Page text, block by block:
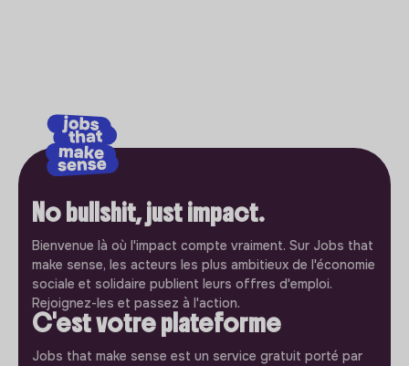
No bullshit, just impact.
Bienvenue là où l'impact compte vraiment. Sur Jobs that
make sense, les acteurs les plus ambitieux de l'économie
sociale et solidaire publient leurs offres d'emploi.
Rejoignez-les et passez à l'action.
C'est votre plateforme
Jobs that make sense est un service gratuit porté par